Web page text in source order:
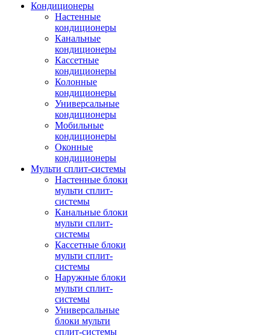
Кондиционеры
Настенные
кондиционеры
Канальные
кондиционеры
Кассетные
кондиционеры
Колонные
кондиционеры
Универсальные
кондиционеры
Мобильные
кондиционеры
Оконные
кондиционеры
Мульти сплит-системы
Настенные блоки
мульти сплит-
системы
Канальные блоки
мульти сплит-
системы
Кассетные блоки
мульти сплит-
системы
Наружные блоки
мульти сплит-
системы
Универсальные
блоки мульти
сплит-системы